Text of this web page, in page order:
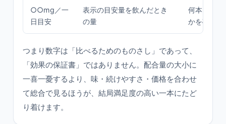
○○mg／一
日目安
表示の目安量を飲んだとき
の量
何本・何包
かを確認
つまり数字は「比べるためのものさし」であって、
「効果の保証書」ではありません。配合量の大小に
一喜一憂するより、味・続けやすさ・価格を合わせ
て総合で見るほうが、結局満足度の高い一本にたど
り着けます。